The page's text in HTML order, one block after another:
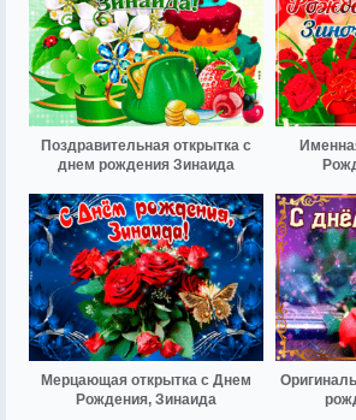
Поздравительная открытка с
днем рождения Зинаида
Мерцающая открытка с Днем
Рождения, Зинаида